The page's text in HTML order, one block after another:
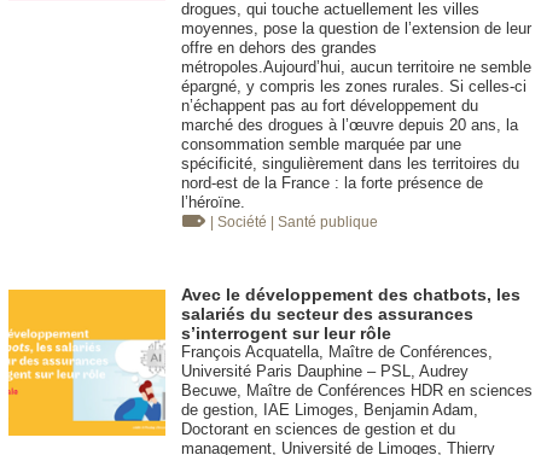
drogues, qui touche actuellement les villes
moyennes, pose la question de l’extension de leur
offre en dehors des grandes
métropoles.Aujourd’hui, aucun territoire ne semble
épargné, y compris les zones rurales. Si celles-ci
n’échappent pas au fort développement du
marché des drogues à l’œuvre depuis 20 ans, la
consommation semble marquée par une
spécificité, singulièrement dans les territoires du
nord-est de la France : la forte présence de
l’héroïne.
| Société | Santé publique
Avec le développement des chatbots, les
salariés du secteur des assurances
s’interrogent sur leur rôle
François Acquatella, Maître de Conférences,
Université Paris Dauphine – PSL, Audrey
Becuwe, Maître de Conférences HDR en sciences
de gestion, IAE Limoges, Benjamin Adam,
Doctorant en sciences de gestion et du
management, Université de Limoges, Thierry